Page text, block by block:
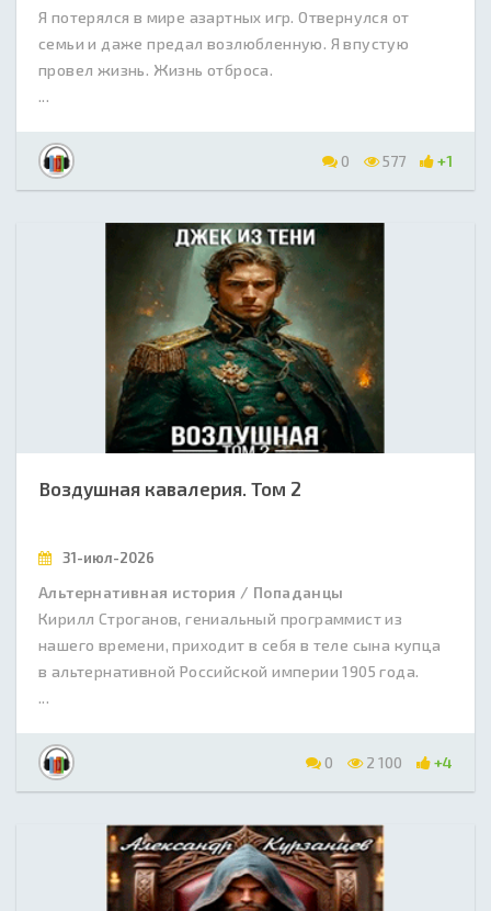
Я потерялся в мире азартных игр. Отвернулся от
семьи и даже предал возлюбленную. Я впустую
провел жизнь. Жизнь отброса.
...
0 577 +1
Воздушная кавалерия. Том 2
31-июл-2026
Альтернативная история / Попаданцы
Кирилл Строганов, гениальный программист из
нашего времени, приходит в себя в теле сына купца
в альтернативной Российской империи 1905 года.
...
0 2 100 +4